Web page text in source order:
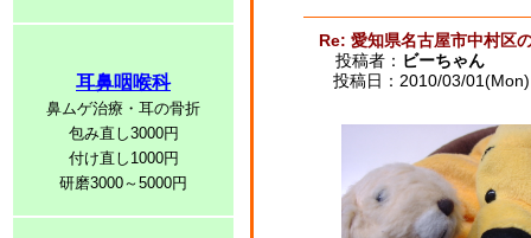
耳鼻咽喉科
鼻ムゲ治療・耳の骨折
包み直し3000円
付け直し1000円
研磨3000～5000円
Re: 愛知県名古屋市中村区
投稿者： ビーちゃん
投稿日：2010/03/